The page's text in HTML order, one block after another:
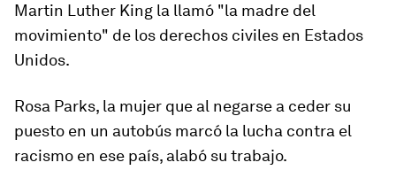
Martin Luther King la llamó "la madre del
movimiento" de los derechos civiles en Estados
Unidos.
Rosa Parks, la mujer que al negarse a ceder su
puesto en un autobús marcó la lucha contra el
racismo en ese país, alabó su trabajo.